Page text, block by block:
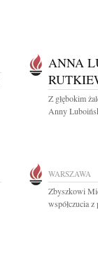
ANNA
Z głębokim
Anny
WARSZAWA
Zbyszkowi
współczucia